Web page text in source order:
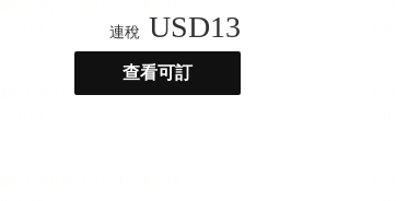
連稅 USD13
查看可訂